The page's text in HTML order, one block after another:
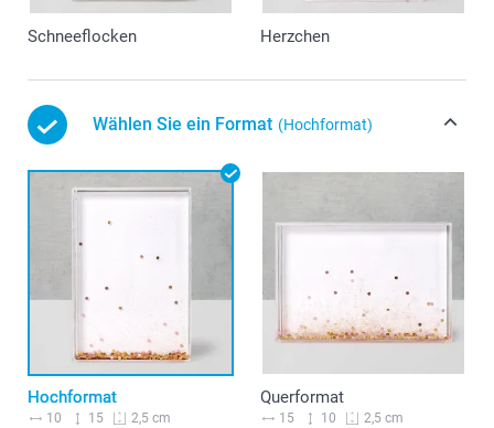
Schneeflocken Herzchen
Wählen Sie ein Format (Hochformat)
Hochformat
10 15 2,5 cm
Querformat
15 10 2,5 cm